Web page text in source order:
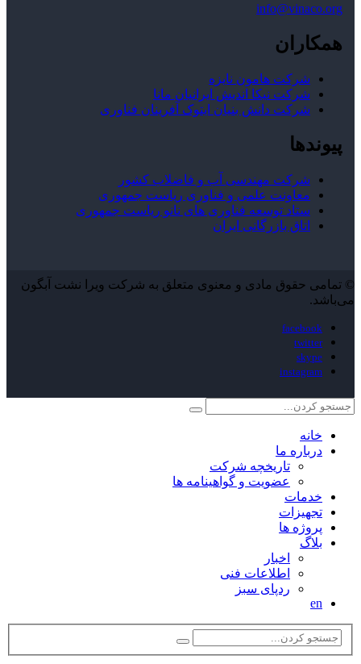
info@vinaco.org
همکاران
شرکت هامون نایزه
شرکت نیکا اندیش ایرانیان مانا
شرکت دانش بنیان ایتوک آفرینان فناوری
پیوندها
شرکت مهندسی آب و فاضلاب کشور
معاونت علمی و فناوری ریاست جمهوری
ستاد توسعه فناوری های نانو ریاست جمهوری
اتاق بازرگانی ایران
© تمامی حقوق مادی و معنوی متعلق به شرکت ویرا نشت آبگون
می‌باشد.
facebook
twitter
skype
instagram
خانه
درباره ما
تاریخچه شرکت
عضویت و گواهینامه ها
خدمات
تجهیزات
پروژه ها
بلاگ
اخبار
اطلاعات فنی
ردپای سبز
en